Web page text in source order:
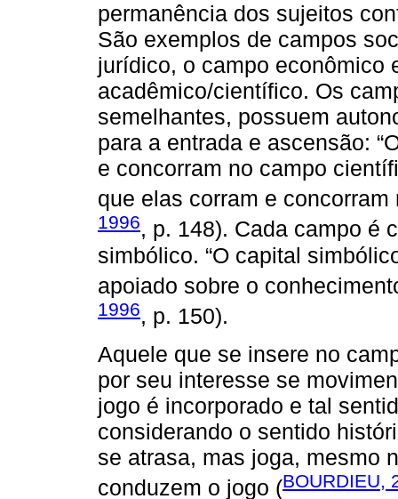
permanência dos sujeitos
São exemplos de campos
jurídico, o campo econômico
acadêmico/científico. Os
semelhantes, possuem
para a entrada e ascensão:
e concorram no campo
que elas corram e concorram
1996, p. 148). Cada campo é
simbólico. “O capital
apoiado sobre o
1996, p. 150).
Aquele que se insere no
por seu interesse se
jogo é incorporado e tal
considerando o sentido
se atrasa, mas joga, mesmo
conduzem o jogo (BOURDIEU,